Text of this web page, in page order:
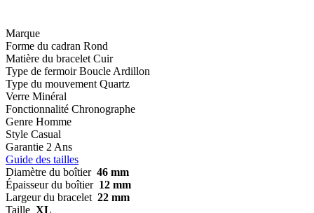
Marque
Forme du cadran Rond
Matière du bracelet Cuir
Type de fermoir Boucle Ardillon
Type du mouvement Quartz
Verre Minéral
Fonctionnalité Chronographe
Genre Homme
Style Casual
Garantie 2 Ans
Guide des tailles
Diamètre du boîtier 46 mm
Épaisseur du boîtier 12 mm
Largeur du bracelet 22 mm
Taille XL